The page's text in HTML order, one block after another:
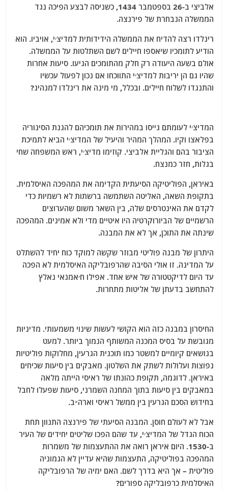
אלביצי ב-26 בספטמבר 1434, כשניסה לבצע הפיכה נגד
הממשלה הנבחרת של פירנצה.
רינלדו רצה להדיח את הממשלה הידידותית למדיצ׳י, אויביו. הוא
הודיע לתומכיו שיאספו חיילים לשם השתלטות על הממשלה.
אולם בשעה היעודה רק חלק מהתומכים הגיעו. סיעות אחרות
שהיו גם הן יריבות למדיצ׳י התווכחו אם נכון לפעול עכשיו
והתנגדו לשלוח חיילים. ובכלל, מי מינה את רינלדו למנהיג?
המדיצ׳י לעומתם גייסו במהירות את תומכיהם להגנת הסינוריה
בפלאצו וקיו. המהלך המהיר והיעיל של המדיצ׳י הביא לתמיכת
הציבור בהם והגליית אלביצי. קוזימו מדיצ׳י, ראש המשפחה שחי
בגלות, חזר כמנצח.
באיראן, הפוליטיקה הסיעתית הקדימה את המהפכה האיסלמית.
בתקופת השאה, האליטה השתמשה ברשתות לא רשמיות כדי
לקדם את האינטרסים שלה, בין השאר משום שהערוצים
הרשמיים של הביורוקרטיה היו איטיים מדי ולא אמינים. המהפכה
שינתה את התוכן, אך לא את המבנה.
היתרון של מבנה פוליטי מבוזר שקשה למוקד כוח יחיד להשתלט
על המדינה. זו אולי הסיבה שהרפובליקה האיסלמית לא הפכה
עד היום לדיקטטורה של איש אחד. אפילו ח׳אמנאי נאלץ
להתחשב בדעתן של אליטות מתחרות.
החיסרון במבנה כזה הוא הקושי לעשות שינוי משמעותי. מדיניות
מגובשת על בסיס המכנה המשותף הנמוך ביותר. למעט
בנושאים קיומיים למשטר כמו תוכנית הגרעין, מחלוקות פוליטיות
נפוצות ועלולות לשתק את השלטון. מאבקים בין סיעות שכיחים
באיראן. לדוגמה, תקופת כהונתו של ראיסי הייתה מלאה
במאבקים בין סיעות בתוך המחנה השמרני, סיעות שפעלו לחבל
בחידוש הסכם הגרעין בין ממשל ראיסי וארה״ב.
אבל לא לעולם חוסן. המבנה הסיעתי של פירנצה התנוון תחת
הכוח הגדל של המדיצ׳י, עד שהם הפכו שליטים יחידים של העיר
ב-1530. היום איראן רואה את ההתעצמות של משמרות
המהפכה בפוליטיקה, התעצמות שהיא עדיין לא הגמוניה
פוליטית – אך היא בדרך לשם. האם ימיה של הרפובליקה
האיסלמית כרפובליקה ספורים?